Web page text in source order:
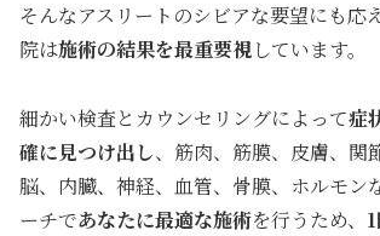
そんなアスリートのシビアな要望にも応
院は施術の結果を最重要視しています。
細かい検査とカウンセリングによって症
確に見つけ出し、筋肉、筋膜、皮膚、関
脳、内臓、神経、血管、骨膜、ホルモン
ーチであなたに最適な施術を行うため、